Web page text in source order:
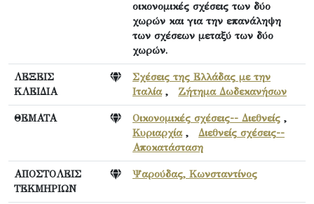
οικονομικές σχέσεις των δύο
χωρών και για την επανάληψη
των σχέσεων μεταξύ των δύο
χωρών.
ΛΕΞΕΙΣ
ΚΛΕΙΔΙΑ
Σχέσεις της Ελλάδας με την
Ιταλία, Ζήτημα Δωδεκανήσων
ΘΕΜΑΤΑ Οικονομικές σχέσεις-- Διεθνείς ,
Κυριαρχία, Διεθνείς σχέσεις--
Αποκατάσταση
ΑΠΟΣΤΟΛΕΙΣ
ΤΕΚΜΗΡΙΩΝ
Ψαρούδας, Κωνσταντίνος